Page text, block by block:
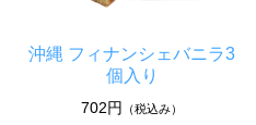
沖縄 フィナンシェバニラ3
個入り
702円 （税込み）